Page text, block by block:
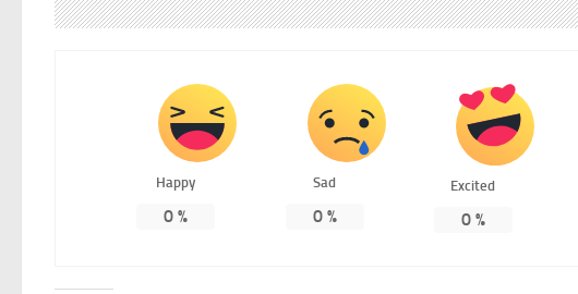
Happy
0 %
Sad
0%
Excited
0%